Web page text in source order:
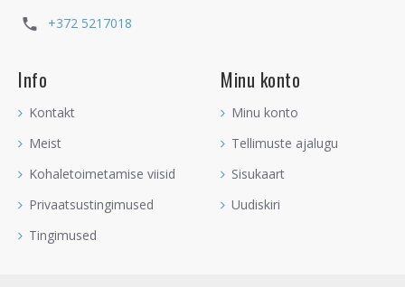
+372 5217018
Info
Kontakt
Meist
Kohaletoimetamise viisid
Privaatsustingimused
Tingimused
Minu konto
Minu konto
Tellimuste ajalugu
Sisukaart
Uudiskiri